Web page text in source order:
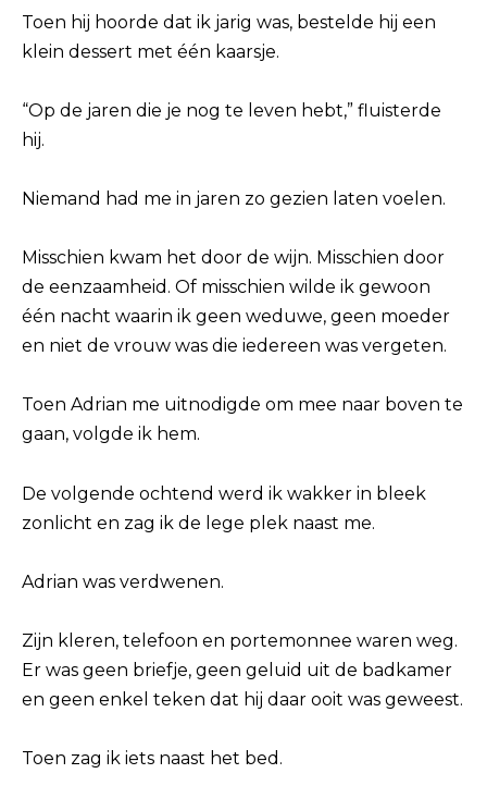
Toen hij hoorde dat ik jarig was, bestelde hij een
klein dessert met één kaarsje.
“Op de jaren die je nog te leven hebt,” fluisterde
hij.
Niemand had me in jaren zo gezien laten voelen.
Misschien kwam het door de wijn. Misschien door
de eenzaamheid. Of misschien wilde ik gewoon
één nacht waarin ik geen weduwe, geen moeder
en niet de vrouw was die iedereen was vergeten.
Toen Adrian me uitnodigde om mee naar boven te
gaan, volgde ik hem.
De volgende ochtend werd ik wakker in bleek
zonlicht en zag ik de lege plek naast me.
Adrian was verdwenen.
Zijn kleren, telefoon en portemonnee waren weg.
Er was geen briefje, geen geluid uit de badkamer
en geen enkel teken dat hij daar ooit was geweest.
Toen zag ik iets naast het bed.